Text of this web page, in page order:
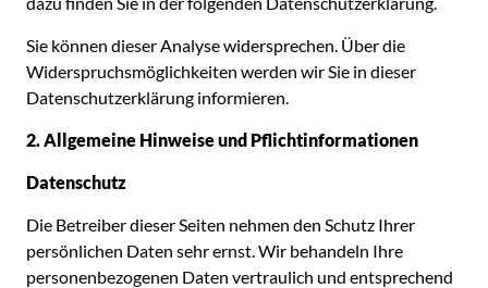
Sie können dieser Analyse widersprechen. Über die
Widerspruchsmöglichkeiten werden wir Sie in dieser
Datenschutzerklärung informieren.
2. Allgemeine Hinweise und Pflichtinformationen
Datenschutz
Die Betreiber dieser Seiten nehmen den Schutz Ihrer
persönlichen Daten sehr ernst. Wir behandeln Ihre
personenbezogenen Daten vertraulich und entsprechend